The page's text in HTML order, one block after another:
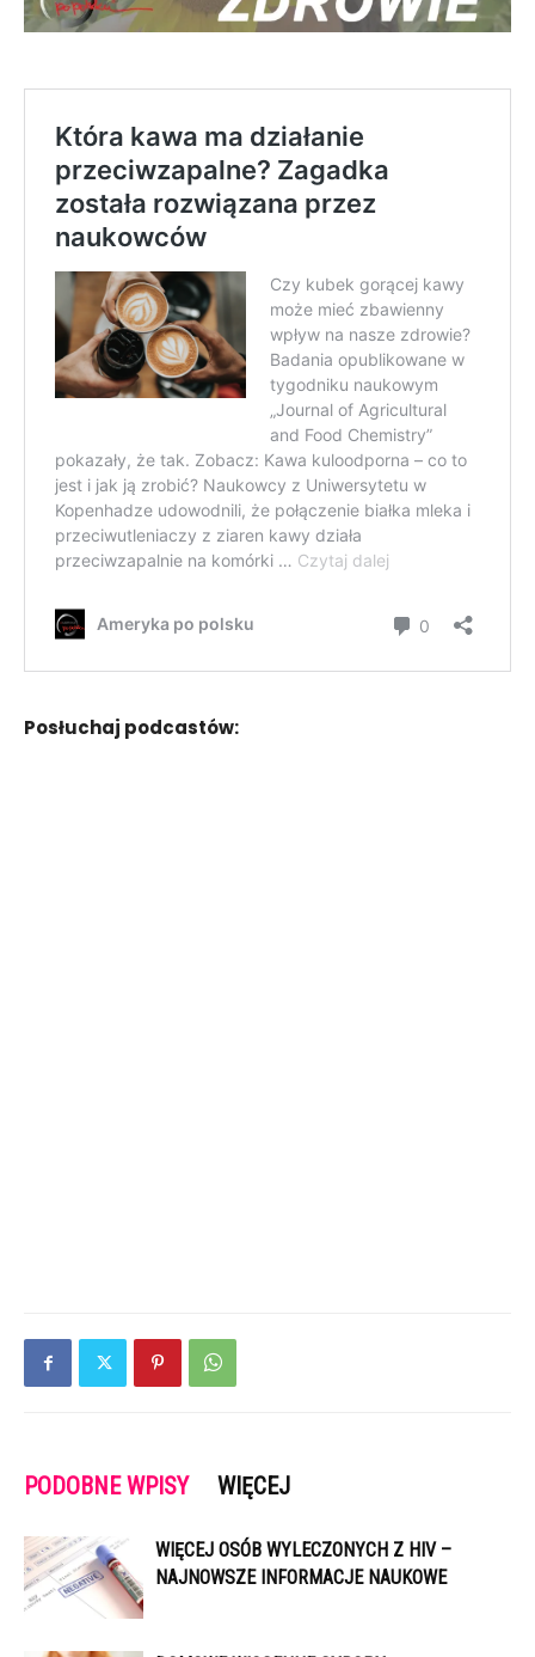
Posłuchaj podcastów:
PODOBNE WPISY WIĘCEJ
WIĘCEJ OSÓB WYLECZONYCH Z HIV –
NAJNOWSZE INFORMACJE NAUKOWE